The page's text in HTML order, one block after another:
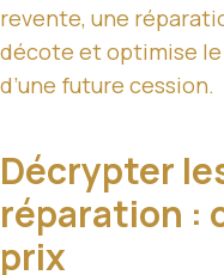
revente, une
décote et optimise
d’une future cession.
Décrypter
réparation :
prix